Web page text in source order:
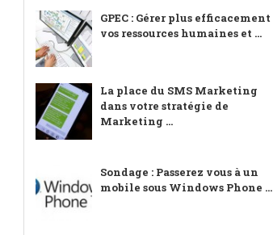
GPEC : Gérer plus efficacement
vos ressources humaines et ...
La place du SMS Marketing
dans votre stratégie de
Marketing ...
Sondage : Passerez vous à un
mobile sous Windows Phone ...